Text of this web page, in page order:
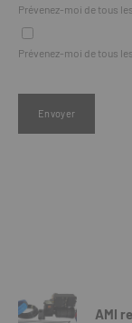
Prévenez-moi de tous
Prévenez-moi de tous
AMI